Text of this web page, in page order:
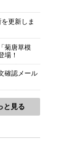
更新しま
菊唐草模
場！
確認メール
と見る